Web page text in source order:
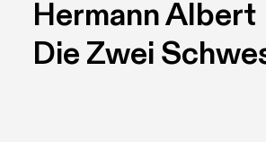
Hermann Albert
Die Zwei